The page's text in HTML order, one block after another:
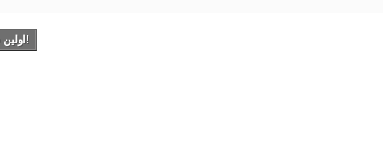
اولین فردی باشید که نقد خود را می‌نویسید!